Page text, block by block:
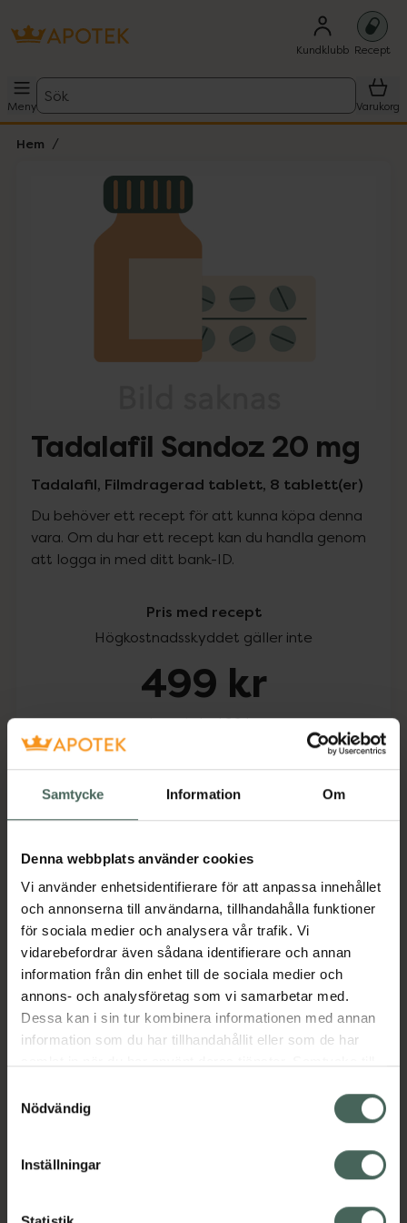
Samtycke Information Om
Denna webbplats använder cookies
Vi använder enhetsidentifierare för att anpassa innehållet
och annonserna till användarna, tillhandahålla funktioner
för sociala medier och analysera vår trafik. Vi
vidarebefordrar även sådana identifierare och annan
information från din enhet till de sociala medier och
annons- och analysföretag som vi samarbetar med.
Dessa kan i sin tur kombinera informationen med annan
information som du har tillhandahållit eller som de har
återkalla ditt samtycke via webbplatsens
cookieinställningar. Ett återkallat samtycke påverkar inte
lagligheten av behandling som skett innan återkallelsen.
Nödvändig
Inställningar
Kundklubb Recept
Meny
Sök
Varukorg
Hem
Lista: . Innehåller 1 objekt.
Tadalafil Sandoz 20 mg
Tadalafil, Filmdragerad tablett, 8 tablett(er)
Du behöver ett recept för att kunna köpa denna
vara. Om du har ett recept kan du handla genom
att logga in med ditt bank-ID.
Pris med recept
Högkostnadsskyddet gäller inte
499 kr
I apotek:499 kr
Köp via ditt recept
Beskrivning Dölj
Läs alltid bipacksedeln innan
användning.
EAN:
07613421043483